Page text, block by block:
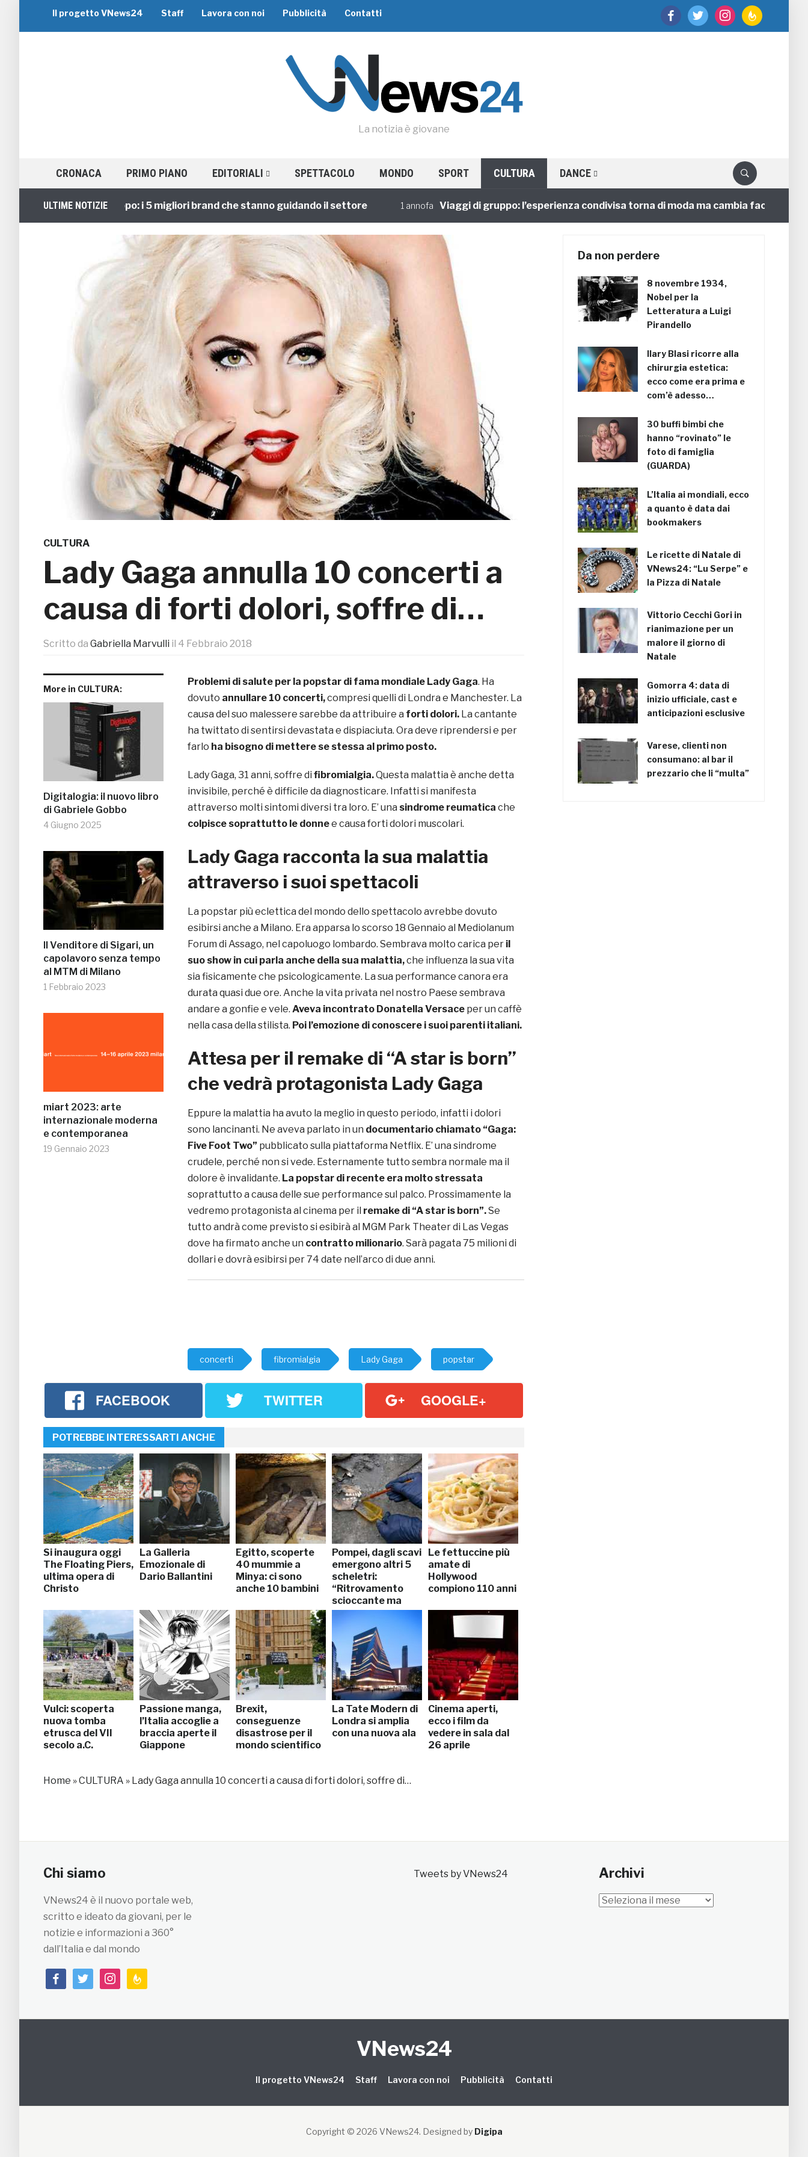
facebooktwitter instagramfeedburner
Il progetto VNews24 Staff Lavora con noi Pubblicità Contatti
La notizia è giovane
CRONACA PRIMO PIANO EDITORIALI SPETTACOLO MONDO SPORT CULTURA DANCE
ULTIME NOTIZIE
Viaggi di Gruppo: i 5 migliori brand che stanno guidando il settore 1 annofa Viaggi di gruppo: l’esperienza condivisa torna di moda ma cambia faccia
CULTURA
Lady Gaga annulla 10 concerti a
causa di forti dolori, soffre di…
Scritto da Gabriella Marvulli il 4 Febbraio 2018
More in CULTURA:
Digitalogia: il nuovo libro
di Gabriele Gobbo
4 Giugno 2025
Il Venditore di Sigari, un
capolavoro senza tempo
al MTM di Milano
1 Febbraio 2023
miart 2023: arte
internazionale moderna
e contemporanea
19 Gennaio 2023
Problemi di salute per la popstar di fama mondiale Lady Gaga. Ha
dovuto annullare 10 concerti,compresi quelli di Londra e Manchester. La
causa del suo malessere sarebbe da attribuire a forti dolori. La cantante
ha twittato di sentirsi devastata e dispiaciuta. Ora deve riprendersi e per
farlo ha bisogno di mettere se stessa al primo posto.
Lady Gaga, 31 anni, soffre di fibromialgia.Questa malattia è anche detta
invisibile, perché è difficile da diagnosticare. Infatti si manifesta
attraverso molti sintomi diversi tra loro. E’ una sindrome reumatica che
colpisce soprattutto le donnee causa forti dolori muscolari.
Lady Gaga racconta la sua malattia
attraverso i suoi spettacoli
La popstar più eclettica del mondo dello spettacolo avrebbe dovuto
esibirsi anche a Milano. Era apparsa lo scorso 18 Gennaio al Mediolanum
Forum di Assago, nel capoluogo lombardo. Sembrava molto carica per il
suo show in cui parla anche della sua malattia,che influenza la sua vita
sia fisicamente che psicologicamente. La sua performance canora era
durata quasi due ore. Anche la vita privata nel nostro Paese sembrava
andare a gonfie e vele. Aveva incontrato Donatella Versace per un caffè
nella casa della stilista. Poi l’emozione di conoscere i suoi parenti italiani.
Attesa per il remake di “A star is born”
che vedrà protagonista Lady Gaga
Eppure la malattia ha avuto la meglio in questo periodo, infatti i dolori
sono lancinanti. Ne aveva parlato in un documentario chiamato “Gaga:
Five Foot Two” pubblicato sulla piattaforma Netflix. E’ una sindrome
crudele, perché non si vede. Esternamente tutto sembra normale ma il
dolore è invalidante. La popstar di recente era molto stressata
soprattutto a causa delle sue performance sul palco. Prossimamente la
vedremo protagonista al cinema per il remake di “A star is born”.Se
tutto andrà come previsto si esibirà al MGM Park Theater di Las Vegas
dove ha firmato anche un contratto milionario. Sarà pagata 75 milioni di
dollari e dovrà esibirsi per 74 date nell’arco di due anni.
concerti fibromialgia Lady Gaga popstar
FACEBOOK TWITTER GOOGLE+
POTREBBE INTERESSARTI ANCHE
Si inaugura oggi
The Floating Piers,
ultima opera di
Christo
La Galleria
Emozionale di
Dario Ballantini
Egitto, scoperte
40 mummie a
Minya: ci sono
anche 10 bambini
Pompei, dagli scavi
emergono altri 5
scheletri:
“Ritrovamento
scioccante ma
importante”
Le fettuccine più
amate di
Hollywood
compiono 110 anni
Vulci: scoperta
nuova tomba
etrusca del VII
secolo a.C.
Passione manga,
l’Italia accoglie a
braccia aperte il
Giappone
Brexit,
conseguenze
disastrose per il
mondo scientifico
La Tate Modern di
Londra si amplia
con una nuova ala
Cinema aperti,
ecco i film da
vedere in sala dal
26 aprile
Home »CULTURA » Lady Gaga annulla 10 concerti a causa di forti dolori, soffre di…
Da non perdere
8 novembre 1934,
Nobel per la
Letteratura a Luigi
Pirandello
Ilary Blasi ricorre alla
chirurgia estetica:
ecco come era prima e
com’è adesso…
30 buffi bimbi che
hanno “rovinato” le
foto di famiglia
(GUARDA)
L’Italia ai mondiali, ecco
a quanto è data dai
bookmakers
Le ricette di Natale di
VNews24: “Lu Serpe” e
la Pizza di Natale
Vittorio Cecchi Gori in
rianimazione per un
malore il giorno di
Natale
Gomorra 4: data di
inizio ufficiale, cast e
anticipazioni esclusive
Varese, clienti non
consumano: al bar il
prezzario che li “multa”
Chi siamo
VNews24 è il nuovo portale web,
scritto e ideato da giovani, per le
notizie e informazioni a 360°
dall’Italia e dal mondo
facebooktwitterinstagramfeedburner
Tweets by VNews24 Archivi
Archivi
VNews24
Il progetto VNews24 Staff Lavora con noi Pubblicità Contatti
Copyright © 2026 VNews24. Designed by Digipa